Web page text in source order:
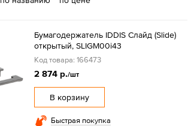
Бумагодержатель IDDIS Слайд (Slide)
открытый, SLIGM00i43
Код товара: 166473
2 874 р./шт
В корзину
Быстрая покупка